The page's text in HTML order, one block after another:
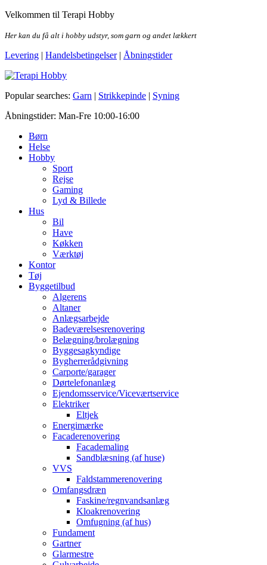
Skip
the
Velkommen til Terapi Hobby
Her kan du få alt i hobby udstyr, som garn og andet lækkert
Levering | Handelsbetingelser| Åbningstider
Terapi Hobby
Popular searches: Garn | Strikkepinde | Syning
Åbningstider: Man-Fre 10:00-16:00
Børn
Helse
Hobby
Sport
Rejse
Gaming
Lyd & Billede
Hus
Bil
Have
Køkken
Værktøj
Kontor
Tøj
Byggetilbud
Algerens
Altaner
Anlægsarbejde
Badeværelsesrenovering
Belægning/brolægning
Byggesagkyndige
Bygherrerådgivning
Carporte/garager
Dørtelefonanlæg
Ejendomsservice/Viceværtservice
Elektriker
Eltjek
Energimærke
Facaderenovering
Facademaling
Sandblæsning (af huse)
VVS
Faldstammerenovering
Omfangsdræn
Faskine/regnvandsanlæg
Kloakrenovering
Omfugning (af hus)
Fundament
Gartner
Glarmestre